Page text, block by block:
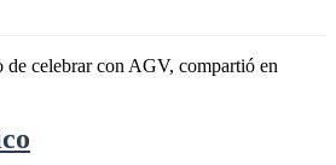
celebrar con AGV, compartió en